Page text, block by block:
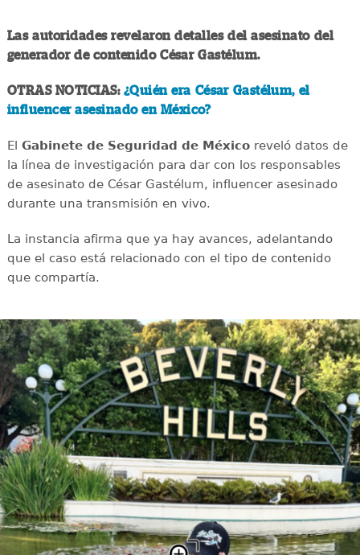
Las autoridades revelaron detalles del asesinato del
generador de contenido César Gastélum.
OTRAS NOTICIAS: ¿Quién era César Gastélum, el
influencer asesinado en México?
El Gabinete de Seguridad de Méxicoreveló datos de
la línea de investigación para dar con los responsables
de asesinato de César Gastélum, influencer asesinado
durante una transmisión en vivo.
La instancia afirma que ya hay avances, adelantando
que el caso está relacionado con el tipo de contenido
que compartía.